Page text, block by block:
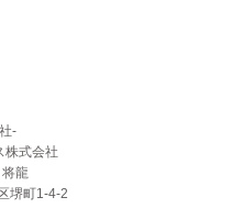
-
株式会社
龍
堺町1-4-2